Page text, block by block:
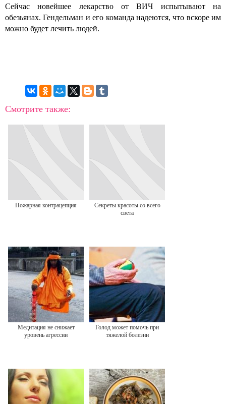
Сейчас новейшее лекарство от ВИЧ испытывают на
обезьянах. Гендельман и его команда надеются, что вскоре им
можно будет лечить людей.
Смотрите также:
Пожарная контрацепция
Секреты красоты со всего
света
Медитация не снижает
уровень агрессии
Голод может помочь при
тяжелой болезни